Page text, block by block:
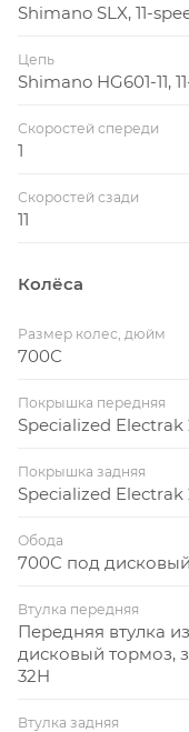
Shimano SLX, 11-
Цепь
Shimano HG601-11,
Скоростей спереди
1
Скоростей сзади
11
Колёса
Размер колес, дюйм
700С
Покрышка передняя
Specialized
Покрышка задняя
Specialized
Обода
700C под
Втулка передняя
Передняя втулка
дисковый тормоз,
32H
Втулка задняя